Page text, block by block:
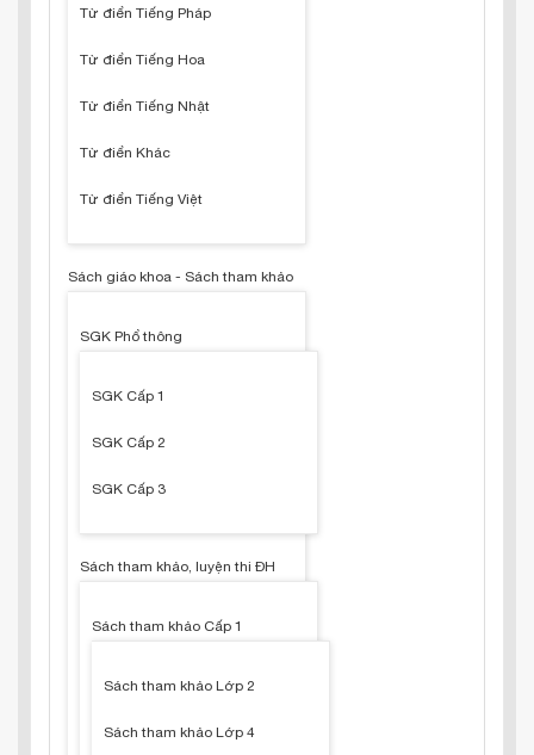
Từ điển Tiếng Pháp
Từ điển Tiếng Hoa
Từ điển Tiếng Nhật
Từ điển Khác
Từ điển Tiếng Việt
Sách giáo khoa - Sách tham khảo
SGK Phổ thông
SGK Cấp 1
SGK Cấp 2
SGK Cấp 3
Sách tham khảo, luyện thi ĐH
Sách tham khảo Cấp 1
Sách tham khảo Lớp 2
Sách tham khảo Lớp 4